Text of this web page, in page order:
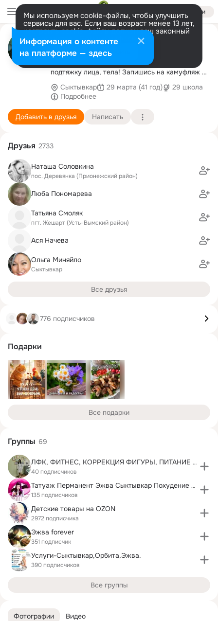
Войти
Мы используем cookie-файлы, чтобы улучшить
сервисы для вас. Если ваш возраст менее 13 лет,
настроить cookie-файлы должен ваш законный
представитель. Больше информации
Разрешить все Настроить
ПЕРМАНЕНТ ТАТУАЖ
ПОХУДЕНИЕ ЛФК АППАРАТЫ
Сделай себе татуаж бровей, губ, век, тату,
подтяжку лица, тела! Запишись на камуфляж и
Сыктывкар 29 марта (41 год)
29 школа
Подробнее
Добавить в друзья Написать
Фотографии Видео
Друзья 2733
Наташа Соловкина
пос. Деревянка (Прионежский район)
Люба Пономарева
Татьяна Смоляк
пгт. Жешарт (Усть-Вымский район)
Ася Начева
Ольга Миняйло
Сыктывкар
Все друзья
776 подписчиков
Подарки
Все подарки
Группы 69
ЛФК, ФИТНЕС, КОРРЕКЦИЯ ФИГУРЫ, ПИТАНИЕ ЭЖВА
40 подписчиков
Татуаж Перманент Эжва Сыктывкар Похудение онлайн
135 подписчиков
Детские товары на OZON
2972 подписчика
Эжва forever
351 подписчик
Услуги-Сыктывкар,Орбита,Эжва.
390 подписчиков
Все группы
Информация о контенте
на платформе — здесь